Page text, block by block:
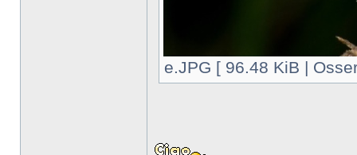
e.JPG [ 96.48 KiB |